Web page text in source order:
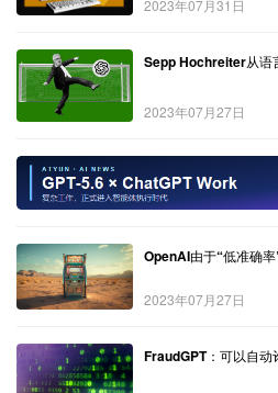
2023年07月31日
Sepp Hochreiter从语
2023年07月27日
OpenAI由于“低准确
2023年07月27日
FraudGPT：可以自动